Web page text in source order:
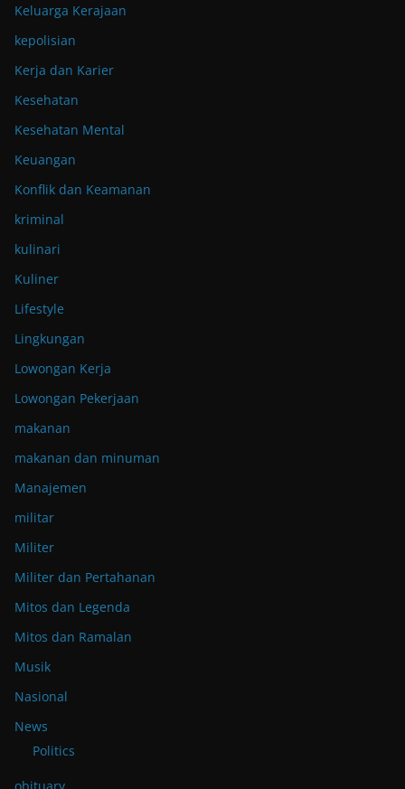
Keluarga Kerajaan
kepolisian
Kerja dan Karier
Kesehatan
Kesehatan Mental
Keuangan
Konflik dan Keamanan
kriminal
kulinari
Kuliner
Lifestyle
Lingkungan
Lowongan Kerja
Lowongan Pekerjaan
makanan
makanan dan minuman
Manajemen
militar
Militer
Militer dan Pertahanan
Mitos dan Legenda
Mitos dan Ramalan
Musik
Nasional
News
Politics